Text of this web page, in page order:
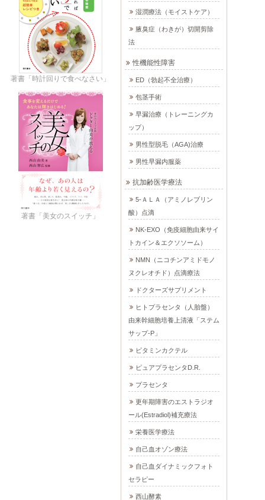
湿潤療法（モイストケア）
腋臭症（わきが）切開剪除
法
性機能性障害
ED（勃起不全治療）
包茎手術
早漏治療（トレーニングカ
ップ）
男性型脱毛（AGA)治療
男性早漏内服薬
抗加齢医学療法
5-ＡＬＡ（アミノレブリン
酸）点滴
NK-EXO（免疫細胞由来サイ
トカイン＆エクソソーム）
NMN（ニコチンアミドモノ
ヌクレオチド）点滴療法
ドクターズサプリメント
ヒトプラセンタ（人胎盤）
由来幹細胞培養上清液「ステム
サップ-P」
ビタミンカクテル
ピュアプラセンタD.R.
プラセンタ
更年期障害のエストラジオ
ール(Estradiol)補充療法
栄養医学療法
自己血オゾン療法
自己血ダイナミックフォト
セラピー
西山酵素
著書「時計回りで食べなさい」
著書「美女のスイッチ」